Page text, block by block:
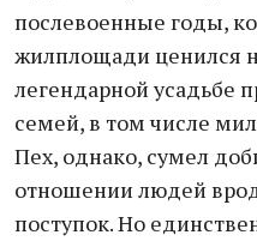
послевоенные годы,
жилплощади ценился
легендарной усадьбе
семей, в том числе
Пех, однако, сумел
отношении людей
поступок. Но